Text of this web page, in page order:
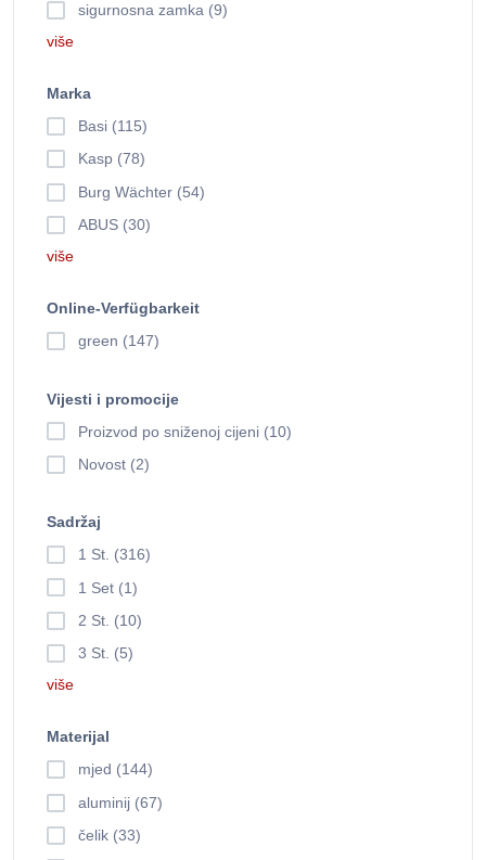
sigurnosna zamka (9)
više
Marka
Basi (115)
Kasp (78)
Burg Wächter (54)
ABUS (30)
više
Online-Verfügbarkeit
green (147)
Vijesti i promocije
Proizvod po sniženoj cijeni (10)
Novost (2)
Sadržaj
1 St. (316)
1 Set (1)
2 St. (10)
3 St. (5)
više
Materijal
mjed (144)
aluminij (67)
čelik (33)